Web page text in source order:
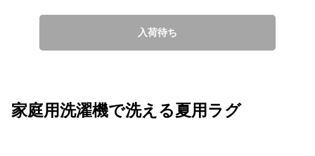
入荷待ち
家庭用洗濯機で洗える夏用ラグ